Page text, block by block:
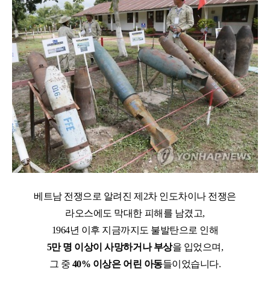
베트남 전쟁으로 알려진 제 2차 인도차이나 전쟁은
라오스에도 막대한 피해를 남겼고,
1964년 이후 지금까지도 불발탄으로 인해
5만 명 이상이 사망하거나 부상을 입었으며 ,
그 중 40% 이상은 어린 아동들이었습니다.